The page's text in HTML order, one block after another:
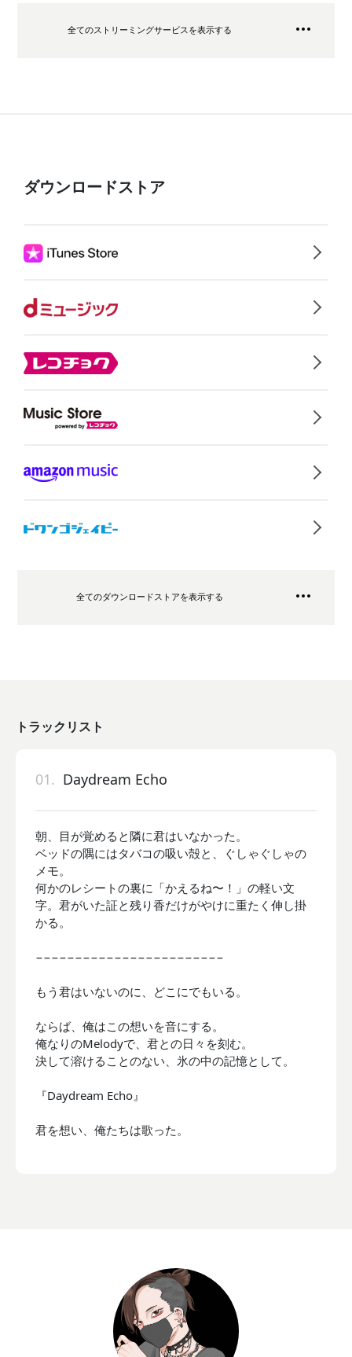
全てのストリーミングサービスを表示する
ダウンロードストア
全てのダウンロードストアを表示する
トラックリスト
01. Daydream Echo
朝、目が覚めると隣に君はいなかった。
ベッドの隅にはタバコの吸い殻と、ぐしゃぐしゃの
メモ。
何かのレシートの裏に「かえるね〜！」の軽い文
字。君がいた証と残り香だけがやけに重たく伸し掛
かる。
−−−−−−−−−−−−−−−−−−−−−−−−
もう君はいないのに、どこにでもいる。
ならば、俺はこの想いを音にする。
俺なりのMelodyで、君との日々を刻む。
決して溶けることのない、氷の中の記憶として。
『Daydream Echo』
君を想い、俺たちは歌った。